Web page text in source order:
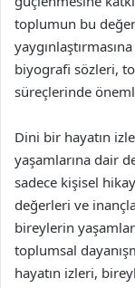
toplumun bu
biyografi sözleri,
süreçlerinde
Dini bir hayatın
yaşamlarına dair
sadece kişisel
değerleri ve
bireylerin
toplumsal
hayatın izleri,